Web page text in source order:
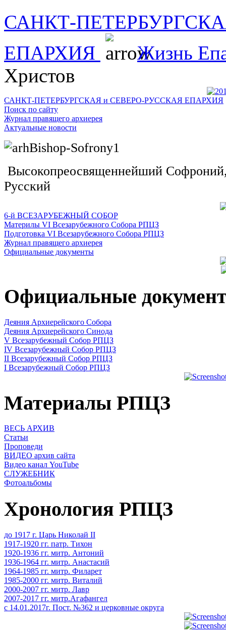
САНКТ-
ЕПАРХИЯ
Жизнь
Христов
САНКТ-ПЕТЕРБУРГСКАЯ и СЕВЕРО-РУССКАЯ ЕПАРХИЯ
Поиск по сайту
Журнал правящего архиерея
Актуальные новости
Высокопреосвященнейший
Русский
6-й ВСЕЗАРУБЕЖНЫЙ СОБОР
Материлы VI Всезарубежного Собора РПЦЗ
Подготовка VI Всезарубежного Собора РПЦЗ
Журнал правящего архиерея
Официальные документы
Официальные
Деяния Архиерейского Собора
Деяния Архиерейского Синода
V Всезарубежный Собор РПЦЗ
IV Всезарубежный Собор РПЦЗ
II Всезарубежный Собор РПЦЗ
I Всезарубежный Собор РПЦЗ
Материалы РПЦЗ
ВЕСЬ АРХИВ
Статьи
Проповеди
ВИДЕО архив сайта
Видео канал YouTube
СЛУЖЕБНИК
Фотоальбомы
Хронология РПЦЗ
до 1917 г. Царь Николай II
1917-1920 гг. патр. Тихон
1920-1936 гг. митр. Антоний
1936-1964 гг. митр. Анастасий
1964-1985 гг. митр. Филарет
1985-2000 гг. митр. Виталий
2000-2007 гг. митр. Лавр
2007-2017 гг. митр.Агафангел
с 14.01.2017г. Пост. №362 и церковные округа